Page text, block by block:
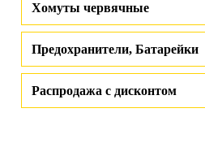
Хомуты червячные
Предохранители, Батарейки
Распродажа с дисконтом